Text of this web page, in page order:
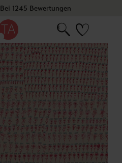
Bei 1245 Bewertungen